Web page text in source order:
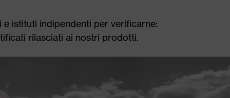
istituti indipendenti per verificarne:
rilasciati ai nostri prodotti.